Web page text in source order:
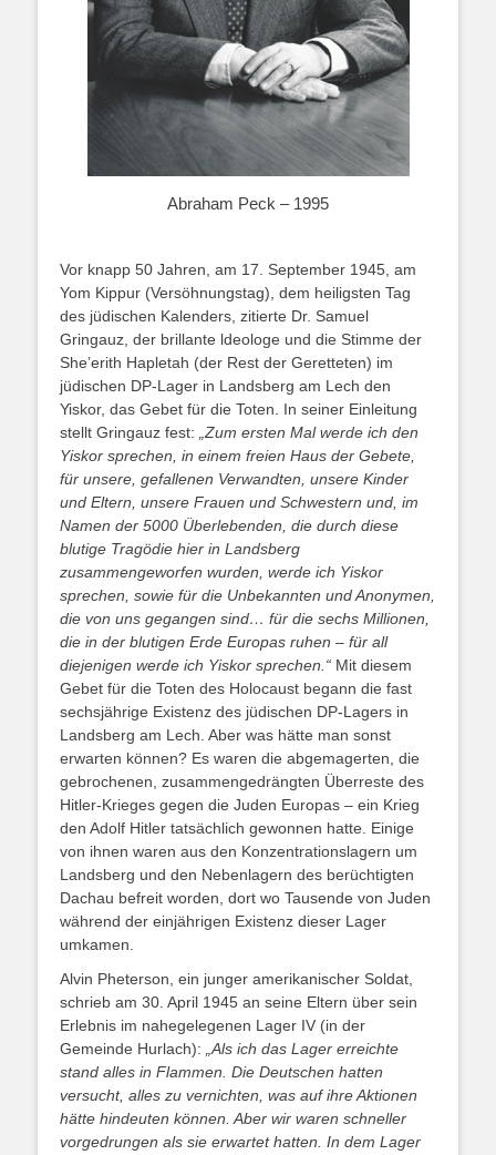
Abraham Peck – 1995
Vor knapp 50 Jahren, am 17. September 1945, am
Yom Kippur (Versöhnungstag), dem heiligsten Tag
des jüdischen Kalenders, zitierte Dr. Samuel
Gringauz, der brillante ldeologe und die Stimme der
She’erith Hapletah (der Rest der Geretteten) im
jüdischen DP-Lager in Landsberg am Lech den
Yiskor, das Gebet für die Toten. In seiner Einleitung
stellt Gringauz fest:
„Zum ersten Mal werde ich den
Yiskor sprechen, in einem freien Haus der Gebete,
für unsere, gefallenen Verwandten, unsere Kinder
und Eltern, unsere Frauen und Schwestern und, im
Namen der 5000 Überlebenden, die durch diese
blutige Tragödie hier in Landsberg
zusammengeworfen wurden, werde ich Yiskor
sprechen, sowie für die Unbekannten und Anonymen,
die von uns gegangen sind… für die sechs Millionen,
die in der blutigen Erde Europas ruhen – für all
diejenigen werde ich Yiskor sprechen.“ Mit diesem
Gebet für die Toten des Holocaust begann die fast
sechsjährige Existenz des jüdischen DP-Lagers in
Landsberg am Lech. Aber was hätte man sonst
erwarten können? Es waren die abgemagerten, die
gebrochenen, zusammengedrängten Überreste des
Hitler-Krieges gegen die Juden Europas – ein Krieg
den Adolf Hitler tatsächlich gewonnen hatte. Einige
von ihnen waren aus den Konzentrationslagern um
Landsberg und den Nebenlagern des berüchtigten
Dachau befreit worden, dort wo Tausende von Juden
während der einjährigen Existenz dieser Lager
umkamen.
Alvin Pheterson, ein junger amerikanischer Soldat,
schrieb am 30. April 1945 an seine Eltern über sein
Erlebnis im nahegelegenen Lager IV (in der
Gemeinde Hurlach):
„Als ich das Lager erreichte
stand alles in Flammen. Die Deutschen hatten
versucht, alles zu vernichten, was auf ihre Aktionen
hätte hindeuten können. Aber wir waren schneller
vorgedrungen als sie erwartet hatten. In dem Lager